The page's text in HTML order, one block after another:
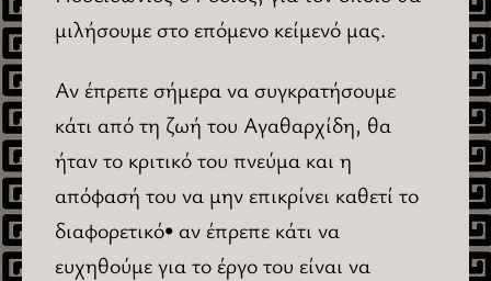
μιλήσουμε στο επόμενο κείμενό μας.
Αν έπρεπε σήμερα να συγκρατήσουμε
κάτι από τη ζωή του Αγαθαρχίδη, θα
ήταν το κριτικό του πνεύμα και η
απόφασή του να μην επικρίνει καθετί το
διαφορετικό• αν έπρεπε κάτι να
ευχηθούμε για το έργο του είναι να